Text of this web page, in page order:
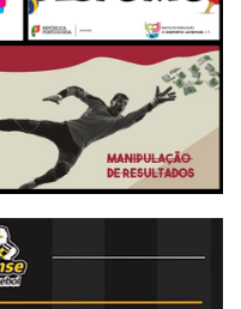
Eiras (Sintético)
2 - 4
Portimonense
SC - Campo Major DN Nº2
4 - 1
N. Sporting Olhão
Bela Vista
6 - 2
Portimonense
SC - Campo Major DN Nº2
4 - 3
Esp. de Lagos
Estômbar - Sintético
2 - 1